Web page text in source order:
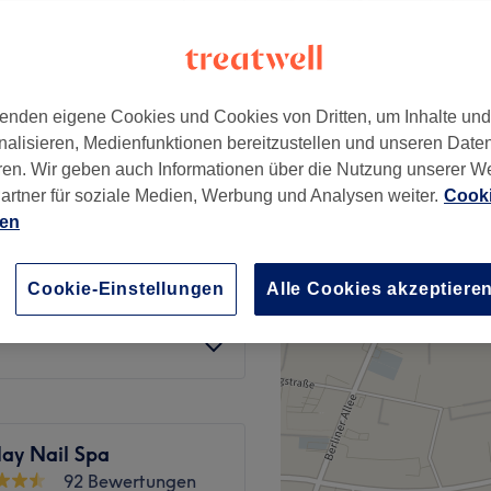
ab 68,60 €
Spare bis zu 30%
ab 52,50 €
Spare bis zu 30%
Nail Spa
92 Bewertungen
eigene Cookies und Cookies von Dritten, um Inhalte
Medienfunktionen bereitzustellen und unseren
Wir geben auch Informationen über die Nutzung unserer
für soziale Medien, Werbung und Analysen weiter.
Cookie-Einstellungen Alle Cookies akzeptieren